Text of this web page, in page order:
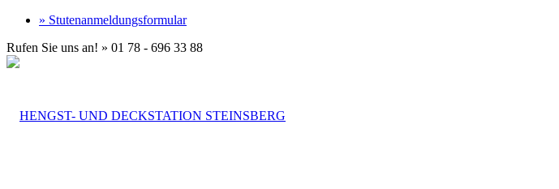
» Stutenanmeldungsformular
Rufen Sie uns an! » 01 78 - 696 33 88